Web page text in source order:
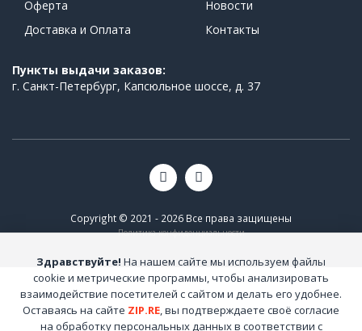
Оферта
Доставка и Оплата
Новости
Контакты
Пункты выдачи заказов:
г. Санкт-Петербург, Капсюльное шоссе, д. 37
Copyright © 2021 - 2026 Все права защищены
Политика конфиденциальности
Здравствуйте! На нашем сайте мы используем файлы
cookie и метрические программы, чтобы анализировать
взаимодействие посетителей с сайтом и делать его удобнее.
Оставаясь на сайте ZIP.RE, вы подтверждаете своё согласие
на обработку персональных данных в соответствии с